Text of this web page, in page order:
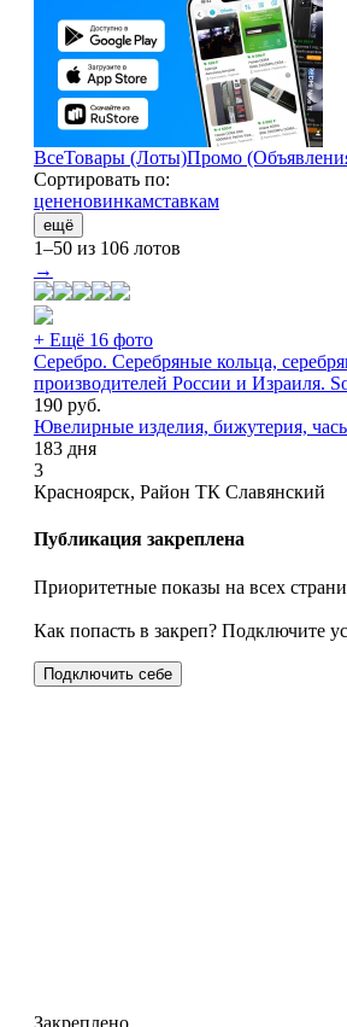
ВсеТовары (Лоты)Промо
Сортировать по:
цененовинкамставкам
ещё
1–50 из 106 лотов
→
+ Ещё 16 фото
Серебро. Серебряные кольца,
производителей России и Израиля.
190 руб.
Ювелирные изделия, бижутерия,
183 дня
3
Красноярск, Район ТК Славянский
Публикация закреплена
Приоритетные показы на всех
Как попасть в закреп? Подключите
Подключить себе
Закреплено